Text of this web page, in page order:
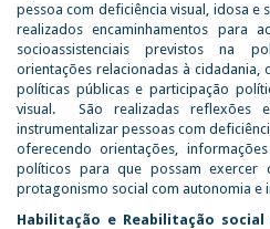
pessoa com deficiência visual, idosa e
realizados encaminhamentos para
socioassistenciais previstos na
orientações relacionadas à cidadania,
políticas públicas e participação
visual. São realizadas reflexões e
instrumentalizar pessoas com
oferecendo orientações,
políticos para que possam exercer
protagonismo social com autonomia e
Habilitação e Reabilitação